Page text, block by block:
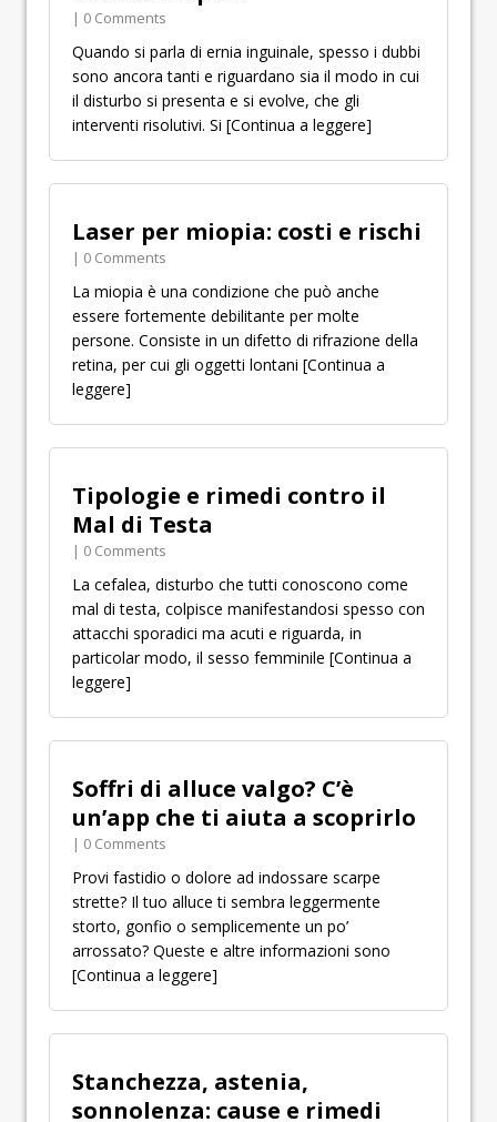
| 0 Comments
Quando si parla di ernia inguinale, spesso i dubbi
sono ancora tanti e riguardano sia il modo in cui
il disturbo si presenta e si evolve, che gli
interventi risolutivi. Si [Continua a leggere]
Laser per miopia: costi e rischi
| 0 Comments
La miopia è una condizione che può anche
essere fortemente debilitante per molte
persone. Consiste in un difetto di rifrazione della
retina, per cui gli oggetti lontani [Continua a
leggere]
Tipologie e rimedi contro il
Mal di Testa
| 0 Comments
La cefalea, disturbo che tutti conoscono come
mal di testa, colpisce manifestandosi spesso con
attacchi sporadici ma acuti e riguarda, in
particolar modo, il sesso femminile [Continua a
leggere]
Soffri di alluce valgo? C’è
un’app che ti aiuta a scoprirlo
| 0 Comments
Provi fastidio o dolore ad indossare scarpe
strette? Il tuo alluce ti sembra leggermente
storto, gonfio o semplicemente un po’
arrossato? Queste e altre informazioni sono
[Continua a leggere]
Stanchezza, astenia,
sonnolenza: cause e rimedi